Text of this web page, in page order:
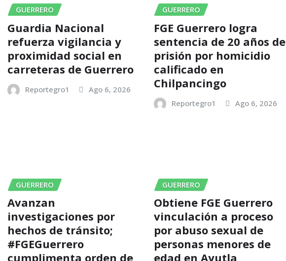
GUERRERO
Guardia Nacional
refuerza vigilancia y
proximidad social en
carreteras de Guerrero
Reportegro1 Ago 6, 2026
GUERRERO
FGE Guerrero logra
sentencia de 20 años de
prisión por homicidio
calificado en
Chilpancingo
Reportegro1 Ago 6, 2026
GUERRERO
Avanzan
investigaciones por
hechos de tránsito;
#FGEGuerrero
cumplimenta orden de
GUERRERO
Obtiene FGE Guerrero
vinculación a proceso
por abuso sexual de
personas menores de
edad en Ayutla